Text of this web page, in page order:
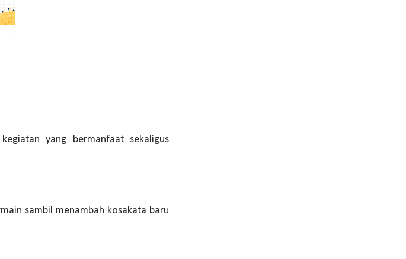
yang bermanfaat sekaligus
sambil menambah kosakata baru